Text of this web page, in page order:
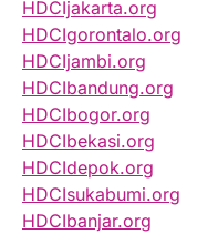
HDCIjakarta.org
HDCIgorontalo.org
HDCIjambi.org
HDCIbandung.org
HDCIbogor.org
HDCIbekasi.org
HDCIdepok.org
HDCIsukabumi.org
HDCIbanjar.org